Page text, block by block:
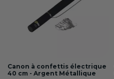
Canon à confettis électrique
40 cm - Argent Métallique